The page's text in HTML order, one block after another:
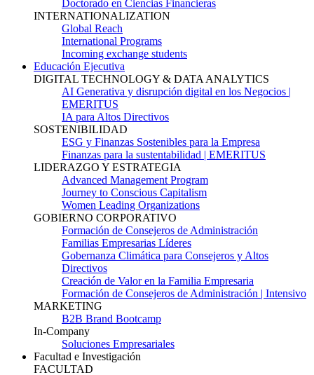
Doctorado en Ciencias Financieras
INTERNATIONALIZATION
Global Reach
International Programs
Incoming exchange students
Educación Ejecutiva
DIGITAL TECHNOLOGY & DATA ANALYTICS
AI Generativa y disrupción digital en los Negocios |
EMERITUS
IA para Altos Directivos
SOSTENIBILIDAD
ESG y Finanzas Sostenibles para la Empresa
Finanzas para la sustentabilidad | EMERITUS
LIDERAZGO Y ESTRATEGIA
Advanced Management Program
Journey to Conscious Capitalism
Women Leading Organizations
GOBIERNO CORPORATIVO
Formación de Consejeros de Administración
Familias Empresarias Líderes
Gobernanza Climática para Consejeros y Altos
Directivos
Creación de Valor en la Familia Empresaria
Formación de Consejeros de Administración | Intensivo
MARKETING
B2B Brand Bootcamp
In-Company
Soluciones Empresariales
Facultad e Investigación
FACULTAD